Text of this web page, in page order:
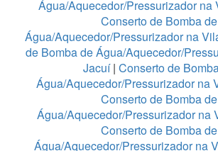
Água/Aquecedor/Pressurizador na
Conserto de Bomba de
Água/Aquecedor/Pressurizador na
de Bomba de Água/Aquecedor/
Jacuí| Conserto de
Água/Aquecedor/Pressurizador na
Conserto de Bomba de
Água/Aquecedor/Pressurizador na
Conserto de Bomba de
Água/Aquecedor/Pressurizador na